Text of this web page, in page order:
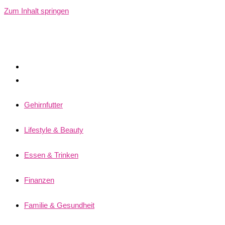
Zum Inhalt springen
Gehirnfutter
Lifestyle & Beauty
Essen & Trinken
Finanzen
Familie & Gesundheit